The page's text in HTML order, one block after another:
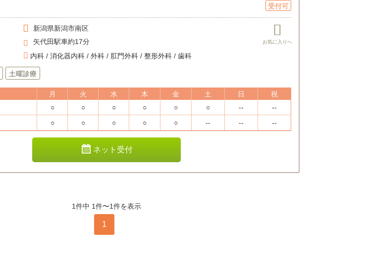
受付可
新潟県新潟市南区
矢代田駅車約17分
内科 / 消化器内科 / 外科 / 肛門外科 / 整形外科 / 歯科
土曜診療
月 火 水 木 金 土 日
祝
○ ○ ○ ○ ○ ○ --
--
○ ○ ○ ○ ○ -- -- --
ネット受付
1件中 1件〜1件を表示
1